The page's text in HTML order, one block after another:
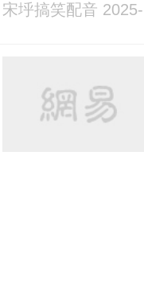
宋垀搞笑配音